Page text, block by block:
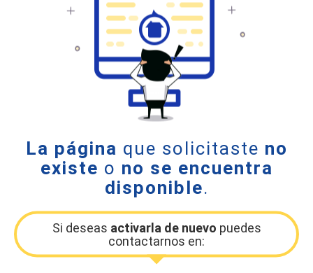
La página que solicitaste no
existe o no se encuentra
disponible.
Si deseas activarla de nuevo puedes
contactarnos en: